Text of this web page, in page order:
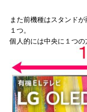
また前機種はスタンド
１つ。
個人的には中央に１つの